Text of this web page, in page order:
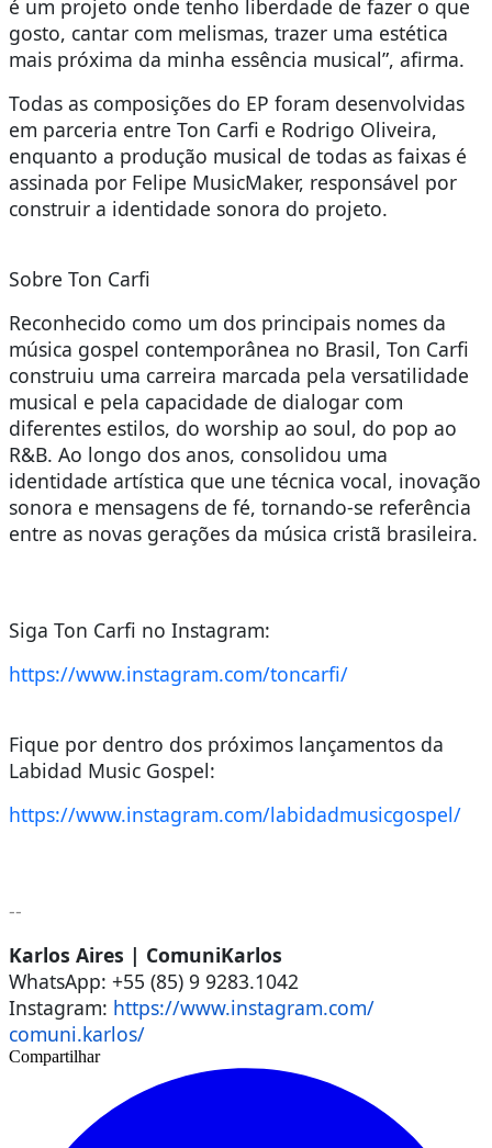
é um projeto onde tenho liberdade de fazer o que
gosto, cantar com melismas, trazer uma estética
mais próxima da minha essência musical”, afirma.
Todas as composições do EP foram desenvolvidas
em parceria entre Ton Carfi e Rodrigo Oliveira,
enquanto a produção musical de todas as faixas é
assinada por Felipe MusicMaker, responsável por
construir a identidade sonora do projeto.
Sobre Ton Carfi
Reconhecido como um dos principais nomes da
música gospel contemporânea no Brasil, Ton Carfi
construiu uma carreira marcada pela versatilidade
musical e pela capacidade de dialogar com
diferentes estilos, do worship ao soul, do pop ao
R&B. Ao longo dos anos, consolidou uma
identidade artística que une técnica vocal, inovação
sonora e mensagens de fé, tornando-se referência
entre as novas gerações da música cristã brasileira.
Siga Ton Carfi no Instagram:
https://www.instagram.com/toncarfi/
Fique por dentro dos próximos lançamentos da
Labidad Music Gospel:
https://www.instagram.com/labidadmusicgospel/
--
Karlos Aires | ComuniKarlos
WhatsApp: +55 (85) 9 9283.1042
Instagram: https://www.instagram.com/
comuni.karlos/
Compartilhar